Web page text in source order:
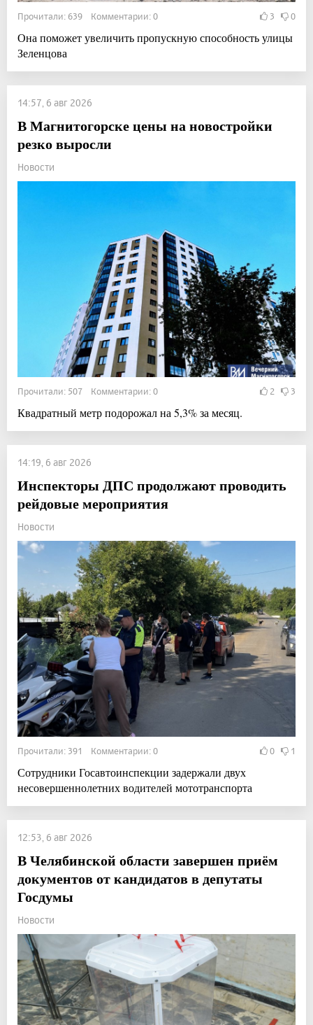
Прочитали: 639 Комментарии: 0 3 0
Она поможет увеличить пропускную способность улицы
Зеленцова
14:57, 6 авг 2026
В Магнитогорске цены на новостройки
резко выросли
Новости
Прочитали: 507 Комментарии: 0 2 3
Квадратный метр подорожал на 5,3% за месяц.
14:19, 6 авг 2026
Инспекторы ДПС продолжают проводить
рейдовые мероприятия
Новости
Прочитали: 391 Комментарии: 0 0 1
Сотрудники Госавтоинспекции задержали двух
несовершеннолетних водителей мототранспорта
12:53, 6 авг 2026
В Челябинской области завершен приём
документов от кандидатов в депутаты
Госдумы
Новости